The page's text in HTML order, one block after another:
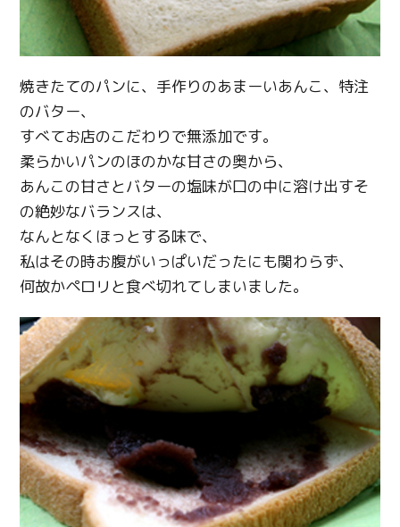
焼きたてのパンに、手作りのあまーいあんこ、特注
のバター、
すべてお店のこだわりで無添加です。
柔らかいパンのほのかな甘さの奥から、
あんこの甘さとバターの塩味が口の中に溶け出すそ
の絶妙なバランスは、
なんとなくほっとする味で、
私はその時お腹がいっぱいだったにも関わらず、
何故かペロリと食べ切れてしまいました。
Twitter
Facebook
Line
Copy URL